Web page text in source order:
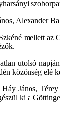
Alexander
mellett az
utolsó
közönség elé
János,
ki a